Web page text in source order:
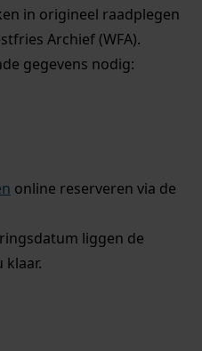
in origineel raadplegen
Archief (WFA).
gegevens nodig:
online reserveren via de
liggen de
klaar.